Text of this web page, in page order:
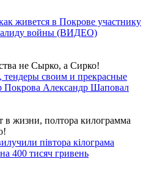
живется в Покрове участнику
войны (ВИДЕО)
не Сырко, а Сирко!
тендеры своим и прекрасные
Покрова Александр Шаповал
в жизни, полтора килограмма
півтора кілограма
400 тисяч гривень